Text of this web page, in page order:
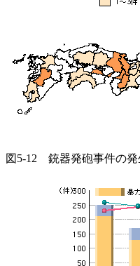
図5-12 銃器発砲事件の発